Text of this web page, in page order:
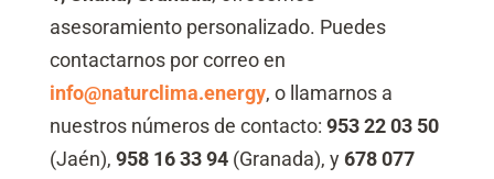
asesoramiento personalizado. Puedes
contactarnos por correo en
info@naturclima.energy, o llamarnos a
nuestros números de contacto: 953 22 03 50
(Jaén), 958 16 33 94(Granada), y678 077